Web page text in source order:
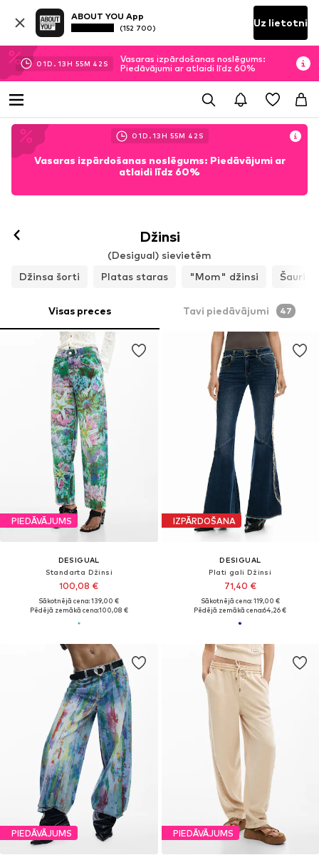
ABOUT YOU App
(152 700) Uz lietotni
01D. 13H 55M 40 S
Vasaras izpārdošanas noslēgums:
Piedāvājumi ar atlaidi līdz 60%
01D.13H 55M 40 S
Vasaras izpārdošanas noslēgums: Piedāvājumi ar
atlaidi līdz 60%
Džinsi
(Desigual) sievietēm
Džinsa šorti
Platas staras "Mom" džinsi Šauri
Visas preces Tavi piedāvājumi 47
PIEDĀVĀJUMS
DESIGUAL
Standarta Džinsi
100,08 €
Sākotnējā cena: 139,00 €
Pēdējā zemākā cena:100,08 €
IZPĀRDOŠANA
DESIGUAL
Plati gali Džinsi
71,40 €
Sākotnējā cena: 119,00 €
Pēdējā zemākā cena:64,26 €
PIEDĀVĀJUMS PIEDĀVĀJUMS